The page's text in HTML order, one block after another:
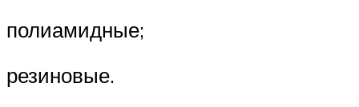
полиамидные;
резиновые.